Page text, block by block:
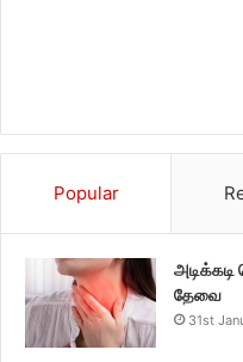
Popular
தேவை
31st